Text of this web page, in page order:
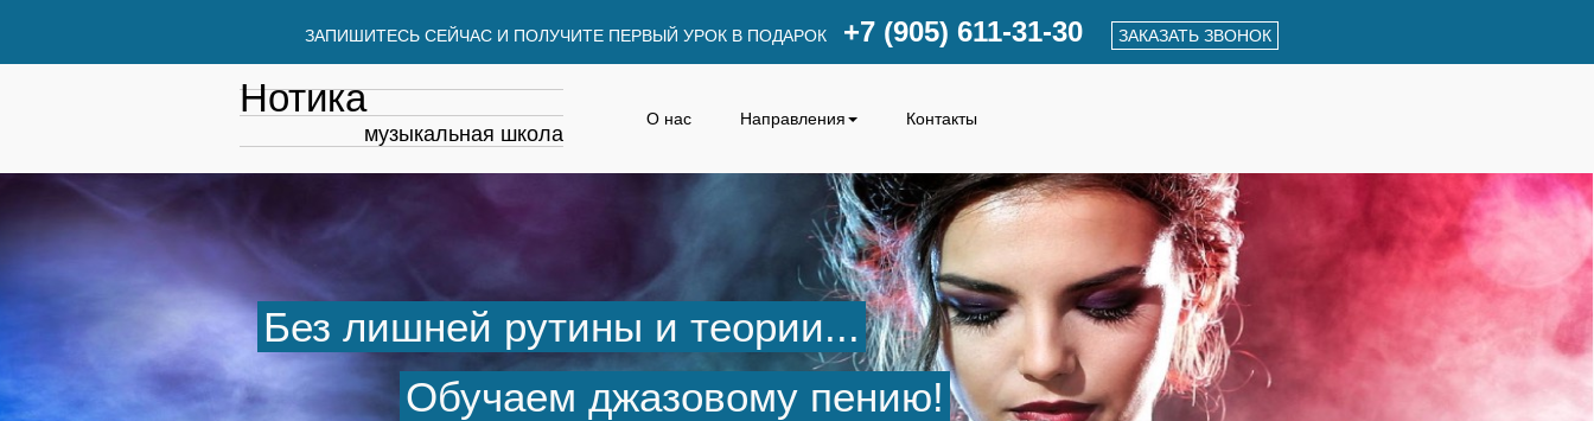
ЗАПИШИТЕСЬ СЕЙЧАС И ПОЛУЧИТЕ ПЕРВЫЙ УРОК В ПОДАРОК +7 (905) 611-31-30 ЗАКАЗАТЬ ЗВОНОК
Нотика
музыкальная школа
О нас Направления Контакты
Без лишней рутины и теории...
Обучаем джазовому пению!